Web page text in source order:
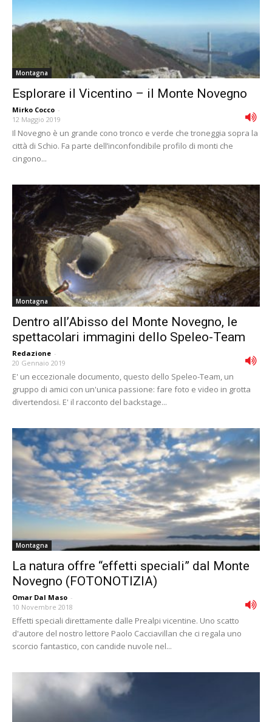
Montagna
Esplorare il Vicentino – il Monte Novegno
Mirko Cocco -
12 Maggio 2019
Il Novegno è un grande cono tronco e verde che troneggia sopra la
città di Schio. Fa parte dell’inconfondibile profilo di monti che
cingono...
Montagna
Dentro all’Abisso del Monte Novegno, le
spettacolari immagini dello Speleo-Team
Redazione -
20 Gennaio 2019
E' un eccezionale documento, questo dello Speleo-Team, un
gruppo di amici con un'unica passione: fare foto e video in grotta
divertendosi. E' il racconto del backstage...
Montagna
La natura offre “effetti speciali” dal Monte
Novegno (FOTONOTIZIA)
Omar Dal Maso -
10 Novembre 2018
Effetti speciali direttamente dalle Prealpi vicentine. Uno scatto
d'autore del nostro lettore Paolo Cacciavillan che ci regala uno
scorcio fantastico, con candide nuvole nel...